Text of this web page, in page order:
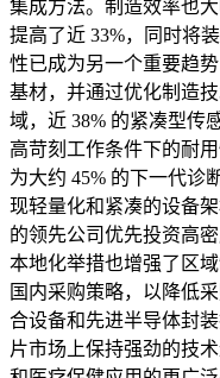
集成方法。制造效率也
提高了近 33%，同时将
性已成为另一个重要趋
基材，并通过优化制造
域，近 38% 的紧凑型传
高苛刻工作条件下的耐
为大约 45% 的下一代诊
现轻量化和紧凑的设备
的领先公司优先投资高
本地化举措也增强了区
国内采​​购策略，以降低
合设备和先进半导体封
片市场上保持强劲的技